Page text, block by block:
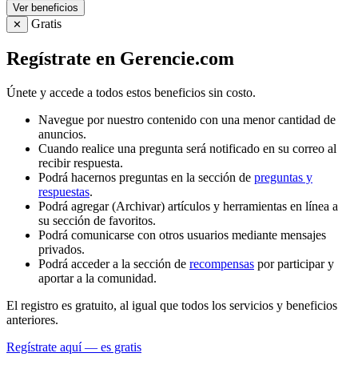
Ver beneficios
✕
Gratis
Regístrate en Gerencie.com
Únete y accede a todos estos beneficios sin costo.
Navegue por nuestro contenido con una menor cantidad de
anuncios.
Cuando realice una pregunta será notificado en su correo al
recibir respuesta.
Podrá hacernos preguntas en la sección de preguntas y
respuestas.
Podrá agregar (Archivar) artículos y herramientas en línea a
su sección de favoritos.
Podrá comunicarse con otros usuarios mediante mensajes
privados.
Podrá acceder a la sección de recompensas por participar y
aportar a la comunidad.
El registro es gratuito, al igual que todos los servicios y beneficios
anteriores.
Regístrate aquí — es gratis